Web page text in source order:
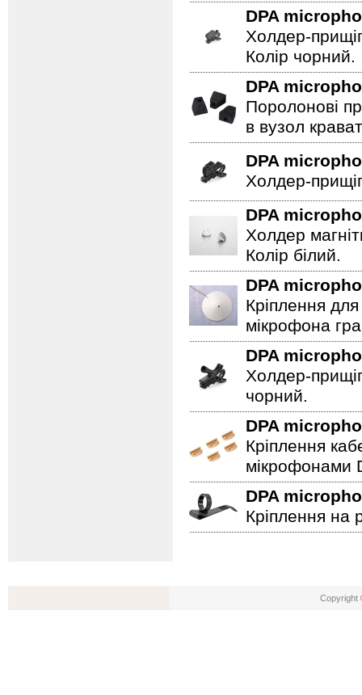
DPA
Холдер-
Колір чорний.
DPA
Поролонові
в вузол
DPA
Холдер-
DPA
Холдер
Колір білий.
DPA
Кріплення
мікрофона
DPA
Холдер-
чорний.
DPA
Кріплення
мікрофонами
DPA
Кріплення на
Copyright